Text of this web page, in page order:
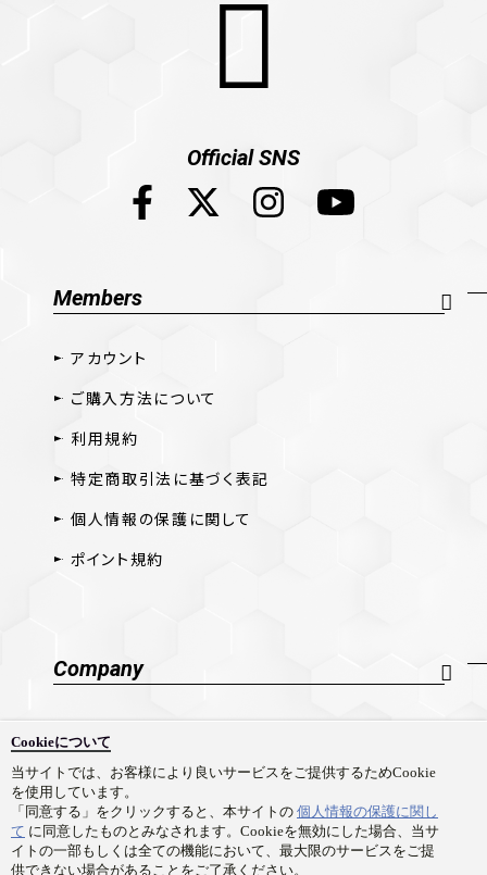
Cookieについて
当サイトでは、お客様により良いサービスをご提供するためCookie
を使用しています。
「同意する」をクリックすると、本サイトの 個人情報の保護に関し
て に同意したものとみなされます。Cookieを無効にした場合、当サ
イトの一部もしくは全ての機能において、最大限のサービスをご提
供できない場合があることをご了承ください。
Official SNS
Members
アカウント
ご購入方法について
利用規約
特定商取引法に基づく表記
個人情報の保護に関して
ポイント規約
Company
会社概要
採用情報
お問い合わせ